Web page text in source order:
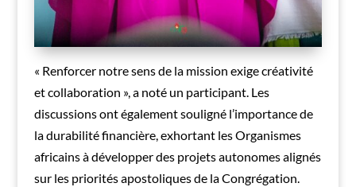
« Renforcer notre sens de la mission exige créativité
et collaboration », a noté un participant. Les
discussions ont également souligné l’importance de
la durabilité financière, exhortant les Organismes
africains à développer des projets autonomes alignés
sur les priorités apostoliques de la Congrégation.